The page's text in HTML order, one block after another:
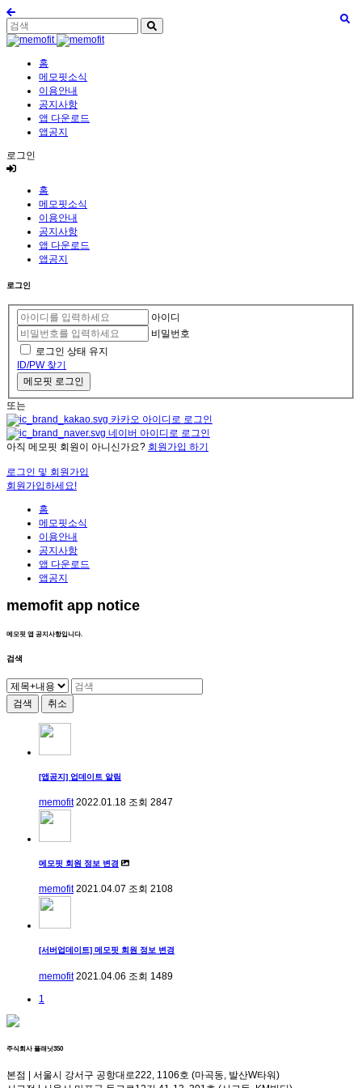
홈
메모핏소식
이용안내
공지사항
앱 다운로드
앱공지
로그인
홈
메모핏소식
이용안내
공지사항
앱 다운로드
앱공지
로그인
아이디
비밀번호
로그인 상태 유지
ID/PW 찾기
메모핏 로그인
또는
카카오 아이디로 로그인
네이버 아이디로 로그인
아직 메모핏 회원이 아니신가요? 회원가입 하기
로그인 및 회원가입
회원가입하세요!
홈
메모핏소식
이용안내
공지사항
앱 다운로드
앱공지
memofit app notice
메모핏 앱 공지사항입니다.
검색
검색 취소
[앱공지] 업데이트 알림
memofit 2022.01.18 조회 2847
메모핏 회원 정보 변경
memofit 2021.04.07 조회 2108
[서버업데이트] 메모핏 회원 정보 변경
memofit 2021.04.06 조회 1489
1
주식회사 플래닛350
본점 | 서울시 강서구 공항대로222, 1106호 (마곡동, 발산W타워)